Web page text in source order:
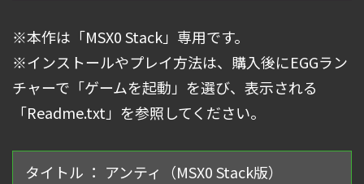
※本作は「MSX0 Stack」専用です。
※インストールやプレイ方法は、購入後にEGGラン
チャーで「ゲームを起動」を選び、表示される
「Readme.txt」を参照してください。
タイトル ： アンティ（MSX0 Stack版）